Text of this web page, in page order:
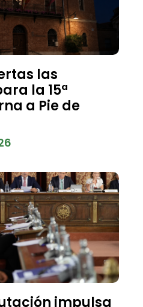
las
la 15ª
a Pie de
impulsa